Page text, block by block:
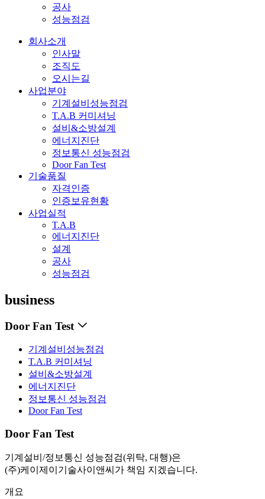
공사
성능점검
회사소개
인사말
조직도
오시는길
사업분야
기계설비성능점검
T.A.B 커미셔닝
설비&소방설계
에너지진단
정보통신 성능점검
Door Fan Test
기술품질
자격인증
인증보유현황
사업실적
T.A.B
에너지진단
설계
공사
성능점검
business
Door Fan Test
기계설비성능점검
T.A.B 커미셔닝
설비&소방설계
에너지진단
정보통신 성능점검
Door Fan Test
Door Fan Test
기계설비/정보통신 성능점검(위탁, 대행)은
(주)케이제이기술사이앤씨가 책임 지겠습니다.
개요